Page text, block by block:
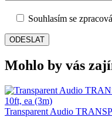
Souhlasím se
Mohlo by vás
Transparent Audio